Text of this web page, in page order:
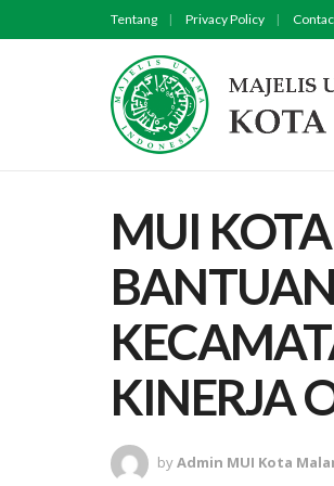
Tentang Privacy Policy
MUI
KINERJA
byAdmin MUI Kota